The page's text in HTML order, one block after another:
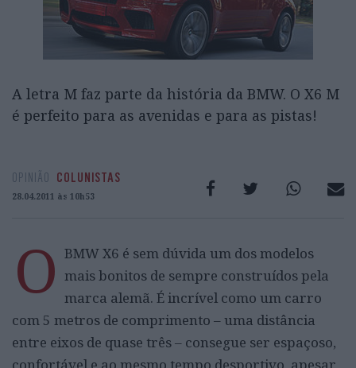
A letra M faz parte da história da BMW. O X6 M
é perfeito para as avenidas e para as pistas!
OPINIÃO COLUNISTAS
28.04.2011 às 10h53
O BMW X6 é sem dúvida um dos modelos
mais bonitos de sempre construídos pela
marca alemã. É incrível como um carro
com 5 metros de comprimento – uma distância
entre eixos de quase três – consegue ser espaçoso,